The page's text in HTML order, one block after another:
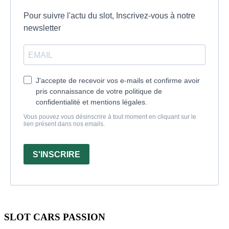
Pour suivre l'actu du slot, Inscrivez-vous à notre
newsletter
J'accepte de recevoir vos e-mails et confirme avoir
pris connaissance de votre politique de
confidentialité et mentions légales.
Vous pouvez vous désinscrire à tout moment en cliquant sur le
lien présent dans nos emails.
S'INSCRIRE
SLOT CARS PASSION